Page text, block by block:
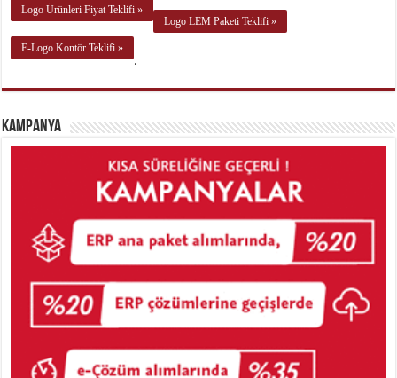
Logo Ürünleri Fiyat Teklifi »
Logo LEM Paketi Teklifi »
E-Logo Kontör Teklifi »
.
Kampanya